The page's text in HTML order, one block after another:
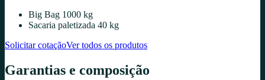
Big Bag 1000 kg
Sacaria paletizada 40 kg
Solicitar cotaçãoVer todos os produtos
Garantias e composição